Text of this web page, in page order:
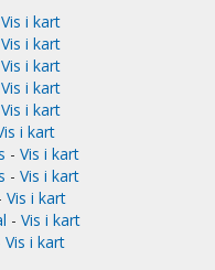
Vis i kart
Vis i kart
Vis i kart
Vis i kart
Vis i kart
i kart
- Vis i kart
- Vis i kart
Vis i kart
- Vis i kart
Vis i kart